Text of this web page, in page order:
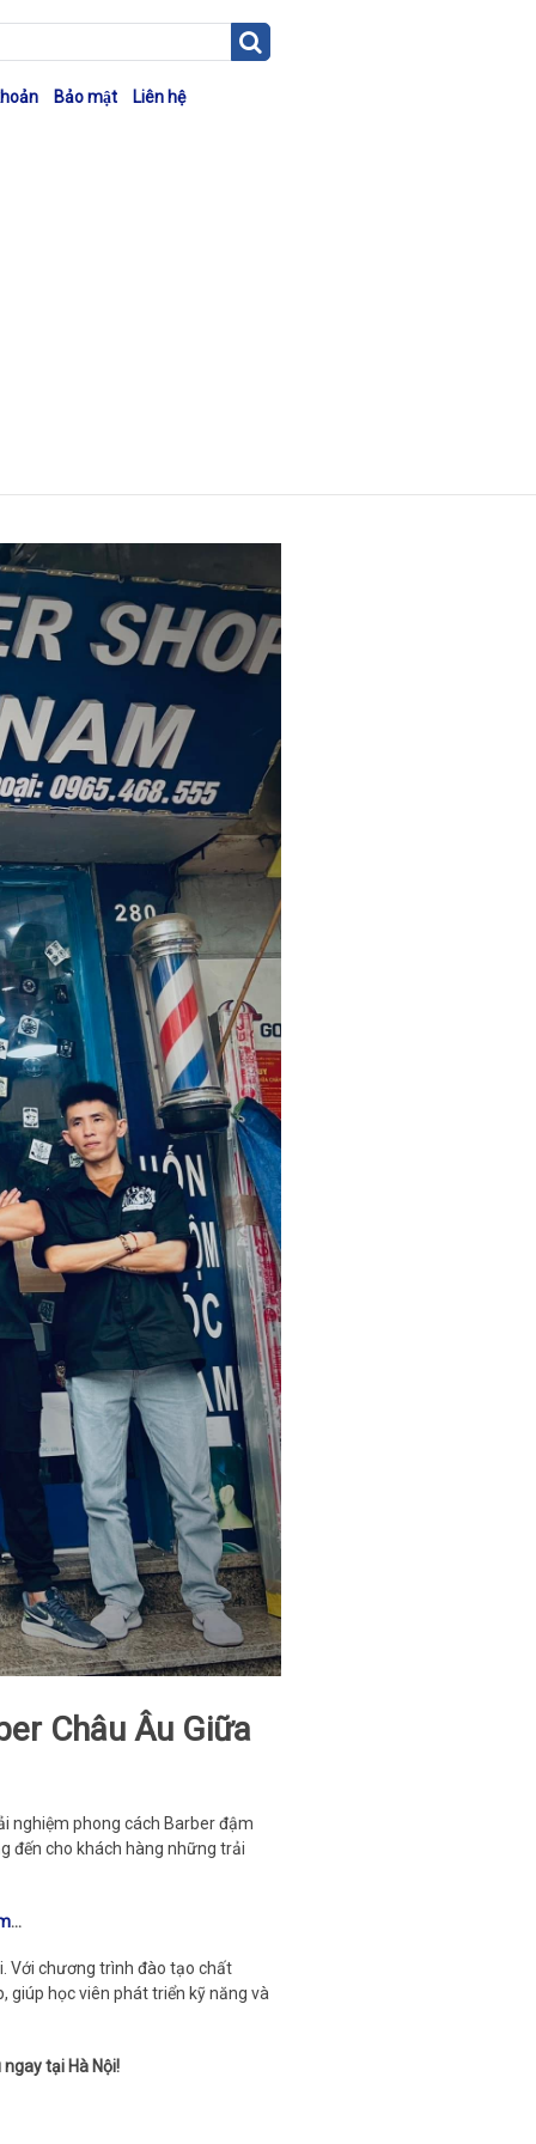
Bảo mật Liên hệ
Châu Âu Giữa
nghiệm phong cách Barber đậm
đến cho khách hàng những trải
...
Với chương trình đào tạo chất
giúp học viên phát triển kỹ năng và
tại Hà Nội!